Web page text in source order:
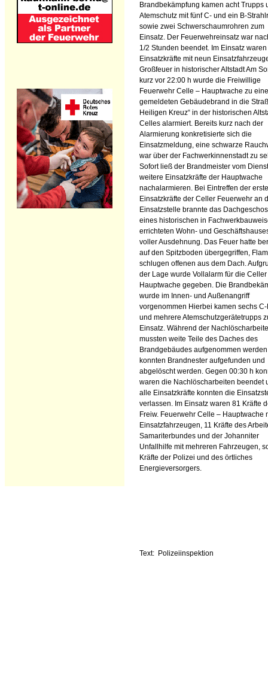
Brandbekämpfung kamen acht Trupps
Atemschutz mit fünf C- und ein B-
sowie zwei Schwerschaumrohren zum
Einsatz. Der Feuerwehreinsatz war
1/2 Stunden beendet. Im Einsatz
Einsatzkräfte mit neun
Großfeuer in historischer Altstadt Am
kurz vor 22:00 h wurde die Freiwillige
Feuerwehr Celle – Hauptwache zu
gemeldeten Gebäudebrand in die
Heiligen Kreuz“ in der historischen
Celles alarmiert. Bereits kurz nach der
Alarmierung konkretisierte sich die
Einsatzmeldung, eine schwarze
war über der Fachwerkinnenstadt zu
Sofort ließ der Brandmeister vom Dienst
weitere Einsatzkräfte der Hauptwache
nachalarmieren. Bei Eintreffen der
Einsatzkräfte der Celler Feuerwehr an
Einsatzstelle brannte das
eines historischen in
errichteten Wohn- und
voller Ausdehnung. Das Feuer hatte
auf den Spitzboden übergegriffen,
schlugen offenen aus dem Dach.
der Lage wurde Vollalarm für die Celler
Hauptwache gegeben. Die
wurde im Innen- und Außenangriff
vorgenommen Hierbei kamen sechs
und mehrere Atemschutzgerätetrupps
Einsatz. Während der
mussten weite Teile des Daches des
Brandgebäudes aufgenommen
konnten Brandnester aufgefunden und
abgelöscht werden. Gegen 00:30 h
waren die Nachlöscharbeiten beendet
alle Einsatzkräfte konnten die
verlassen. Im Einsatz waren 81 Kräfte
Freiw. Feuerwehr Celle – Hauptwache
Einsatzfahrzeugen, 11 Kräfte des
Samariterbundes und der Johanniter
Unfallhilfe mit mehreren Fahrzeugen,
Kräfte der Polizei und des örtliches
Energieversorgers.
Text: Polizeiinspektion